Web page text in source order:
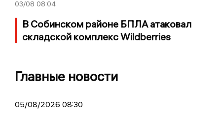
03/08 08:04
В Собинском районе БПЛА атаковал
складской комплекс Wildberries
Главные новости
05/08/2026 08:30